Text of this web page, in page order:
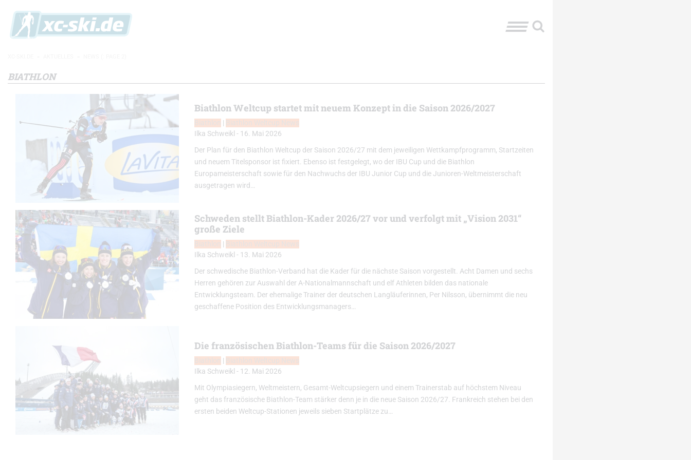
BIATHLON
Biathlon Weltcup startet mit neuem Konzept in die Saison 2026/2027
|
Ilka Schweikl - 16. Mai 2026
Der Plan für den Biathlon Weltcup der Saison 2026/27 mit dem jeweiligen Wettkampfprogramm, Startzeiten
und neuem Titelsponsor ist fixiert. Ebenso ist festgelegt, wo der IBU Cup und die Biathlon
Europameisterschaft sowie für den Nachwuchs der IBU Junior Cup und die Junioren-Weltmeisterschaft
ausgetragen wird…
Schweden stellt Biathlon-Kader 2026/27 vor und verfolgt mit „Vision 2031“
große Ziele
|
Ilka Schweikl - 13. Mai 2026
Der schwedische Biathlon-Verband hat die Kader für die nächste Saison vorgestellt. Acht Damen und sechs
Herren gehören zur Auswahl der A-Nationalmannschaft und elf Athleten bilden das nationale
Entwicklungsteam. Der ehemalige Trainer der deutschen Langläuferinnen, Per Nilsson, übernimmt die neu
geschaffene Position des Entwicklungsmanagers…
Die französischen Biathlon-Teams für die Saison 2026/2027
|
Ilka Schweikl - 12. Mai 2026
Mit Olympiasiegern, Weltmeistern, Gesamt-Weltcupsiegern und einem Trainerstab auf höchstem Niveau
geht das französische Biathlon-Team stärker denn je in die neue Saison 2026/27. Frankreich stehen bei den
ersten beiden Weltcup-Stationen jeweils sieben Startplätze zu…